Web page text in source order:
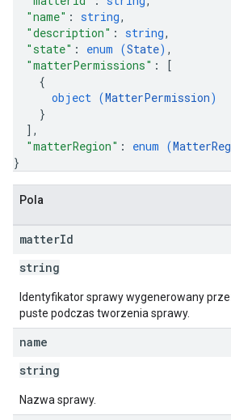
"name" : string,
"description" : string,
"state" : enum (State) ,
"matterPermissions" :
[
{
object (MatterPermission)
}
] ,
"matterRegion" : enum (
}
Pola
matterId
string
Identyfikator sprawy wygenerowany
puste podczas tworzenia sprawy.
name
string
Nazwa sprawy.